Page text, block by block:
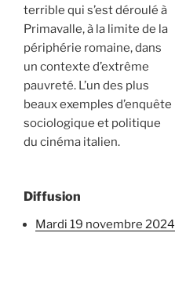
terrible qui s’est déroulé à
Primavalle, à la limite de la
périphérie romaine, dans
un contexte d’extrême
pauvreté. L’un des plus
beaux exemples d’enquête
sociologique et politique
du cinéma italien.
Diffusion
mardi 19 novembre 2024